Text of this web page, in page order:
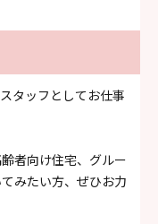
タッフとしてお仕事
者向け住宅、グルー
みたい方、ぜひお力